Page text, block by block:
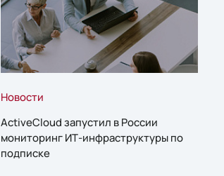
Новости
ActiveCloud запустил в России
мониторинг ИТ-инфраструктуры по
подписке